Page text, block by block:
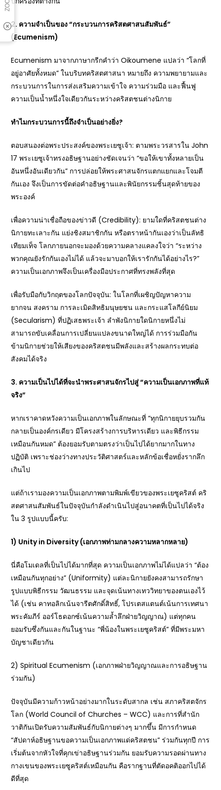
2. ความจำเป็นของ “กระบวนการคริสตศาสนสัมพันธ์”
(Ecumenism)
Ecumenism มาจากภาษากรีกคำว่า Oikoumene แปลว่า “โลกที่
อยู่อาศัยทั้งหมด” ในบริบทคริสตศาสนา หมายถึง ความพยายามและ
กระบวนการในการส่งเสริมความเข้าใจ ความร่วมมือ และฟื้นฟู
ความเป็นน้ำหนึ่งใจเดียวกันระหว่างคริสตชนต่างนิกาย
ทำไมกระบวนการนี้ถึงจำเป็นอย่างยิ่ง?
ตอบสนองต่อพระประสงค์ของพระเยซูเจ้า: ตามพระวรสารใน John
17 พระเยซูเจ้าทรงอธิษฐานอย่างชัดเจนว่า “ขอให้เขาทั้งหลายเป็น
อันหนึ่งอันเดียวกัน” การปล่อยให้พระศาสนจักรแตกแยกและโจมตี
กันเอง จึงเป็นการขัดต่อคำอธิษฐานและพินัยกรรมชิ้นสุดท้ายของ
พระองค์
เพื่อความน่าเชื่อถือของข่าวดี (Credibility): ยามใดที่คริสตชนต่าง
นิกายทะเลาะกัน แย่งชิงสมาชิกกัน หรือตราหน้ากันเองว่าเป็นลัทธิ
เทียมเท็จ โลกภายนอกจะมองด้วยความคลางแคลงใจว่า “ระหว่าง
พวกคุณยังรักกันเองไม่ได้ แล้วจะมาบอกให้เรารักกันได้อย่างไร?”
ความเป็นเอกภาพจึงเป็นเครื่องมือประกาศที่ทรงพลังที่สุด
เพื่อรับมือกับวิกฤตของโลกปัจจุบัน: ในโลกที่เผชิญปัญหาความ
ยากจน สงคราม การละเมิดสิทธิมนุษยชน และกระแสโลกีย์นิยม
(Secularism) ที่ปฏิเสธพระเจ้า ลำพังนิกายใดนิกายหนึ่งไม่
สามารถขับเคลื่อนการเปลี่ยนแปลงขนาดใหญ่ได้ การร่วมมือกัน
ข้ามนิกายช่วยให้เสียงของคริสตชนมีพลังและสร้างผลกระทบต่อ
สังคมได้จริง
3. ความเป็นไปได้ที่จะนำพระศาสนจักรไปสู่ “ความเป็นเอกภาพที่แท้
จริง”
หากเราคาดหวังความเป็นเอกภาพในลักษณะที่ “ทุกนิกายยุบรวมกัน
กลายเป็นองค์กรเดียว มีโครงสร้างการบริหารเดียว และพิธีกรรม
เหมือนกันหมด” ต้องยอมรับตามตรงว่าเป็นไปได้ยากมากในทาง
ปฏิบัติ เพราะช่องว่างทางประวัติศาสตร์และหลักข้อเชื่อหยั่งรากลึก
เกินไป
แต่ถ้าเรามองความเป็นเอกภาพตามพิมพ์เขียวของพระเยซูคริสต์ คริ
สตศาสนสัมพันธ์ในปัจจุบันกำลังดำเนินไปสู่อนาคตที่เป็นไปได้จริง
ใน 3 รูปแบบนี้ครับ:
1) Unity in Diversity (เอกภาพท่ามกลางความหลากหลาย)
นี่คือโมเดลที่เป็นไปได้มากที่สุด ความเป็นเอกภาพไม่ได้แปลว่า “ต้อง
เหมือนกันทุกอย่าง” (Uniformity) แต่ละนิกายยังคงสามารถรักษา
รูปแบบพิธีกรรม วัฒนธรรม และจุดเน้นทางเทววิทยาของตนเองไว้
ได้ (เช่น คาทอลิกเน้นจารีตศักดิ์สิทธิ์, โปรเตสแตนต์เน้นการเทศนา
พระคัมภีร์ ออร์โธดอกซ์เน้นความล้ำลึกฝ่ายวิญญาณ) แต่ทุกคน
ยอมรับซึ่งกันและกันในฐานะ “พี่น้องในพระเยซูคริสต์” ที่มีพระมหา
บัญชาเดียวกัน
2) Spiritual Ecumenism (เอกภาพฝ่ายวิญญาณและการอธิษฐาน
ร่วมกัน)
ปัจจุบันมีความก้าวหน้าอย่างมากในระดับสากล เช่น สภาคริสตจักร
โลก (World Council of Churches – WCC) และการที่สำนัก
วาติกันเปิดรับความสัมพันธ์กับนิกายต่างๆ มากขึ้น มีการกำหนด
“สัปดาห์อธิษฐานขอความเป็นเอกภาพแด่คริสตชน” ร่วมกันทุกปี การ
เริ่มต้นจากหัวใจที่คุกเข่าอธิษฐานร่วมกัน ยอมรับความรอดผ่านทาง
กางเขนของพระเยซูคริสต์เหมือนกัน คือรากฐานที่ตัดอคติออกไปได้
ดีที่สุด